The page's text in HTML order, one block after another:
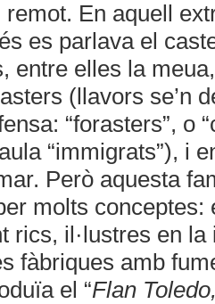
En aquell
es parlava el
entre elles la
(llavors se’n
“forasters”, o
“immigrats”), i
Però aquesta
molts conceptes:
rics, il·lustres en
fàbriques amb
el “Flan